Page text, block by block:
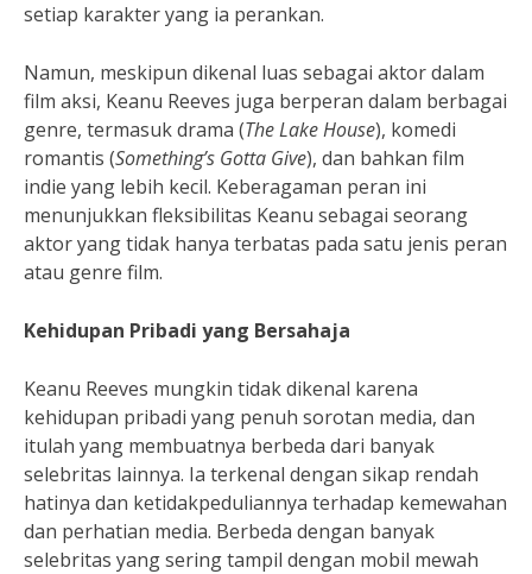
setiap karakter yang ia perankan.
Namun, meskipun dikenal luas sebagai aktor dalam
film aksi, Keanu Reeves juga berperan dalam berbagai
genre, termasuk drama (The Lake House), komedi
romantis (Something’s Gotta Give), dan bahkan film
indie yang lebih kecil. Keberagaman peran ini
menunjukkan fleksibilitas Keanu sebagai seorang
aktor yang tidak hanya terbatas pada satu jenis peran
atau genre film.
Kehidupan Pribadi yang Bersahaja
Keanu Reeves mungkin tidak dikenal karena
kehidupan pribadi yang penuh sorotan media, dan
itulah yang membuatnya berbeda dari banyak
selebritas lainnya. Ia terkenal dengan sikap rendah
hatinya dan ketidakpeduliannya terhadap kemewahan
dan perhatian media. Berbeda dengan banyak
selebritas yang sering tampil dengan mobil mewah